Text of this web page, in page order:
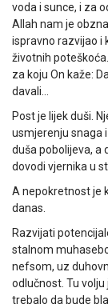
voda i sunce, i za
Allah nam je
ispravno razvijao i
životnih
za koju On kaže:
davali…
Post je lijek duši.
usmjerenju snaga
duša pobolijeva, a
dovodi vjernika u
A nepokretnost je
danas.
Razvijati
stalnom
nefsom, uz
odlučnost. Tu
trebalo da bude